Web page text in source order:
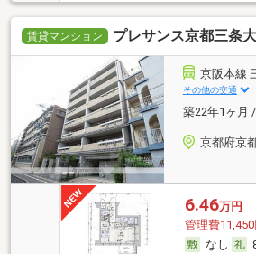
賃貸マンション プレサンス京都三条
京阪本線
その他の交通
築22年1ヶ月
京都府京
6.46万円
管理費11,450
なし